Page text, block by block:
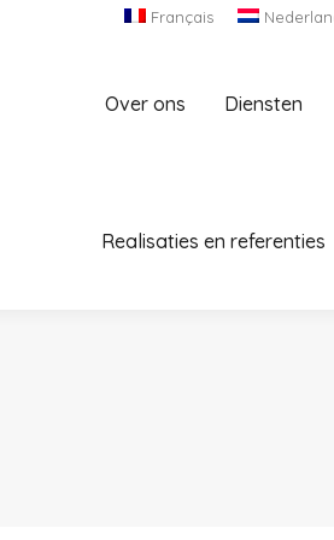
Français
Over ons Diensten
Realisaties en referenties